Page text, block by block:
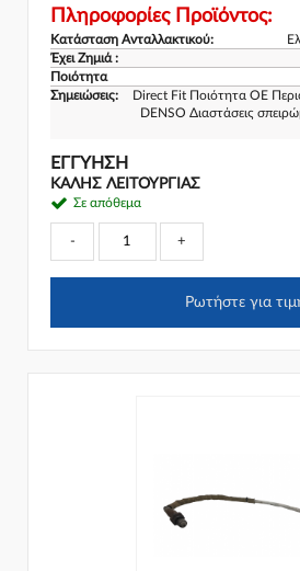
Πληροφορίες Προϊόντος:
Κατάσταση Ανταλλακτικού:
Έχει Ζημιά :
Ποιότητα
Σημειώσεις:
Direct Fit Ποιότητα OE
DENSO Διαστάσεις
ΕΓΓΎΗΣΗ
ΚΑΛΗΣ ΛΕΙΤΟΥΡΓΙΑΣ
Σε απόθεμα
- +
Ρωτήστε για